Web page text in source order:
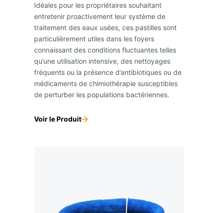
Idéales pour les propriétaires souhaitant
entretenir proactivement leur système de
traitement des eaux usées, ces pastilles sont
particulièrement utiles dans les foyers
connaissant des conditions fluctuantes telles
qu’une utilisation intensive, des nettoyages
fréquents ou la présence d’antibiotiques ou de
médicaments de chimiothérapie susceptibles
de perturber les populations bactériennes.
Voir le Produit